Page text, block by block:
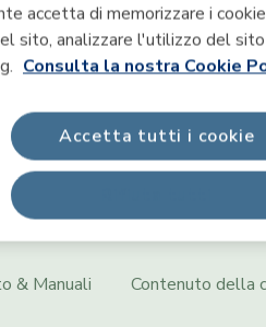
accetta di memorizzare i
sito, analizzare l'utilizzo del
Consulta la nostra Cookie
Accetta tutti i cookie
prodotto
& Manuali Contenuto della